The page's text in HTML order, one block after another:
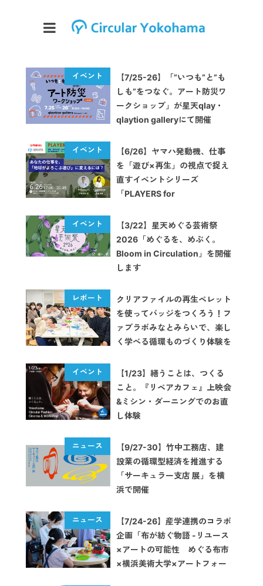
【7/25-26】「”いつも”と”も
しも”をつなぐ。アート防災ワ
ークショップ」が星天qlay・
qlaytion galleryにて開催
【6/26】ヤマハ発動機、仕事
を「遊び×再生」の視点で捉え
直すイベントシリーズ
「PLAYERS for
【3/22】星天めぐる芸術祭
2026「めぐるを、めぶく。
Bloom in Circulation」を開催
します
クリアファイルの再生ペレット
を使ってバッジをつくろう！フ
ァブラボみなとみらいで、楽し
く学べる循環ものづくり体験を
【1/23】繕うことは、つくる
こと。『リペアカフェ』上映会
&ミシン・ダーニングでのお直
し体験
【9/27-30】竹中工務店、建
設業の循環型経済を推進する
「サーキュラー支店 展」を横
浜で開催
【7/24-26】産学連携のコラボ
企画「布が紡ぐ物語 -リユース
×アートの可能性 めぐる布市
×横浜美術大学×アートフォー